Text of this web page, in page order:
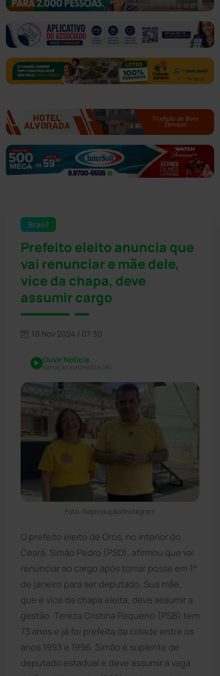
Brasil
Prefeito eleito anuncia que
vai renunciar e mãe dele,
vice da chapa, deve
assumir cargo
10 Nov 2024 / 07:30
Ouvir Notícia
Narração automática (IA)
Foto: Reprodução/Instagram
O prefeito eleito de Orós, no interior do
Ceará, Simão Pedro (PSD), afirmou que vai
renunciar ao cargo após tomar posse em 1°
de janeiro para ser deputado. Sua mãe,
que é vice da chapa eleita, deve assumir a
gestão. Tereza Cristina Pequeno (PSB) tem
73 anos e já foi prefeita da cidade entre os
anos 1993 e 1996. Simão é suplente de
deputado estadual e deve assumir a vaga